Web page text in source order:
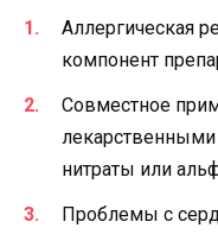
Аллергическая
компонент
Совместное
лекарственными
нитраты или
Проблемы с